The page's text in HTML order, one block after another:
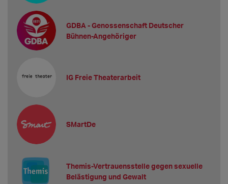
GDBA - Genossenschaft Deutscher
Bühnen-Angehöriger
IG Freie Theaterarbeit
SMartDe
Themis-Vertrauensstelle gegen sexuelle
Belästigung und Gewalt